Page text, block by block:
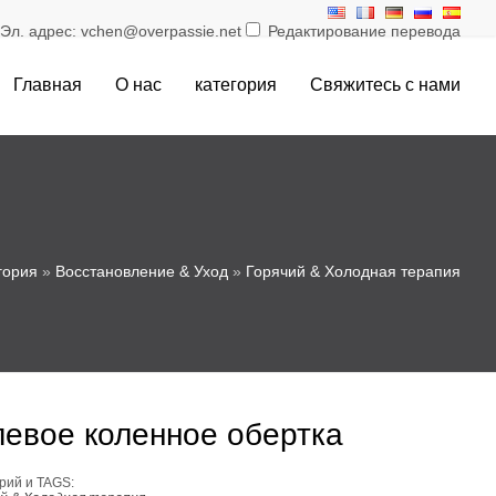
адрес: vchen@overpassie.net Редактирование перевода
Главная О нас категория Свяжитесь с нами
» Восстановление & Уход » Горячий & Холодная терапия
коленное обертка
и TAGS: